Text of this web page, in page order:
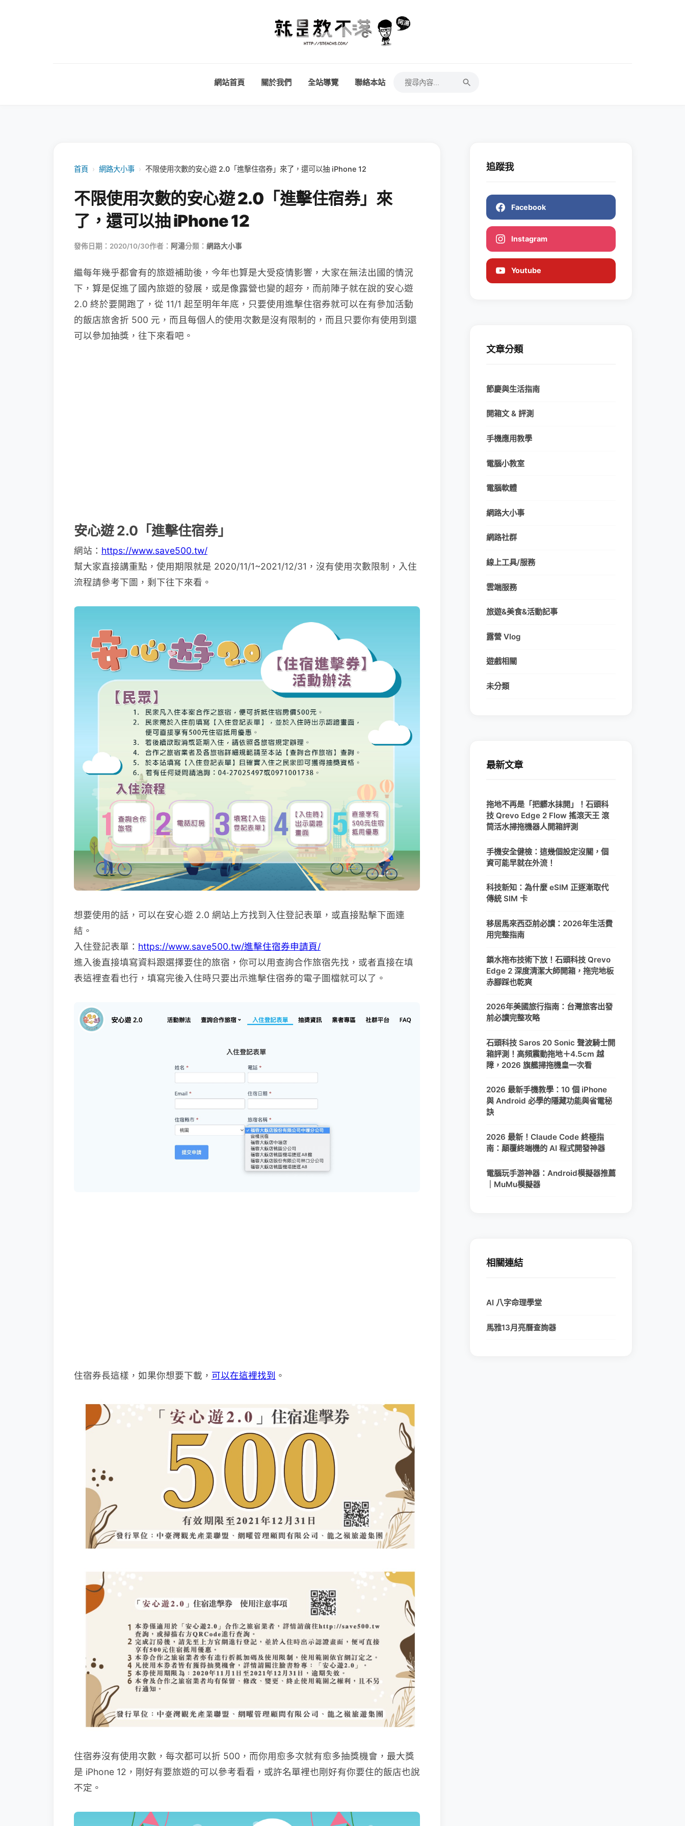
網站首頁 關於我們 全站導覽 聯絡本站
首頁 › 網路大小事 › 不限使用次數的安心遊 2.0「進擊住宿券」來了，還可以抽 iPhone 12
不限使用次數的安心遊 2.0「進擊住宿券」來
了，還可以抽 iPhone 12
發佈日期：2020/10/30作者： 阿湯分類： 網路大小事
繼每年幾乎都會有的旅遊補助後，今年也算是大受疫情影響，大家在無法出國的情況
下，算是促進了國內旅遊的發展，或是像露營也變的超夯，而前陣子就在說的安心遊
2.0 終於要開跑了，從 11/1 起至明年年底，只要使用進擊住宿券就可以在有參加活動
的飯店旅舍折 500 元，而且每個人的使用次數是沒有限制的，而且只要你有使用到還
可以參加抽獎，往下來看吧。
安心遊 2.0「進擊住宿券」
網站： https://www.save500.tw/
幫大家直接講重點，使用期限就是 2020/11/1~2021/12/31，沒有使用次數限制，入住
流程請參考下圖，剩下往下來看。
想要使用的話，可以在安心遊 2.0 網站上方找到入住登記表單，或直接點擊下面連
結。
入住登記表單： https://www.save500.tw/進擊住宿券申請頁/
進入後直接填寫資料跟選擇要住的旅宿，你可以用查詢合作旅宿先找，或者直接在填
表這裡查看也行，填寫完後入住時只要出示進擊住宿券的電子圖檔就可以了。
住宿券長這樣，如果你想要下載， 可以在這裡找到 。
住宿券沒有使用次數，每次都可以折 500，而你用愈多次就有愈多抽獎機會，最大獎
是 iPhone 12，剛好有要旅遊的可以參考看看，或許名單裡也剛好有你要住的飯店也說
不定。
追蹤我
Facebook
Instagram
Youtube
文章分類
節慶與生活指南
開箱文 & 評測
手機應用教學
電腦小教室
電腦軟體
網路大小事
網路社群
線上工具/服務
雲端服務
旅遊&美食&活動記事
露營 Vlog
遊戲相關
未分類
最新文章
拖地不再是「把髒水抹開」！石頭科
技 Qrevo Edge 2 Flow 搖滾天王 滾
筒活水掃拖機器人開箱評測
手機安全健檢：這幾個設定沒關，個
資可能早就在外流！
科技新知：為什麼 eSIM 正逐漸取代
傳統 SIM 卡
移居馬來西亞前必讀：2026年生活費
用完整指南
鎖水拖布技術下放！石頭科技 Qrevo
Edge 2 深度清潔大師開箱，拖完地板
赤腳踩也乾爽
2026年美國旅行指南：台灣旅客出發
前必讀完整攻略
石頭科技 Saros 20 Sonic 聲波騎士開
箱評測！高頻震動拖地＋4.5cm 越
障，2026 旗艦掃拖機皇一次看
2026 最新手機教學：10 個 iPhone
與 Android 必學的隱藏功能與省電秘
訣
2026 最新！Claude Code 終極指
南：顛覆終端機的 AI 程式開發神器
電腦玩手游神器：Android模擬器推薦
｜MuMu模擬器
相關連結
AI 八字命理學堂
馬雅13月亮曆查詢器